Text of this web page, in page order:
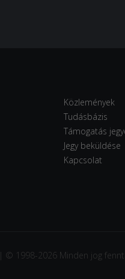
Közlemények
Tudásbázis
Támogatás
Jegy beküldése
Kapcsolat
| © 1998-2026 Minden jog